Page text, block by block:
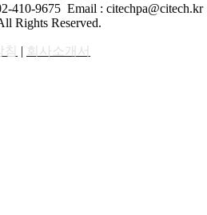
410-9675 Email : citechpa@citech.kr
Rights Reserved.
| 회사소개서